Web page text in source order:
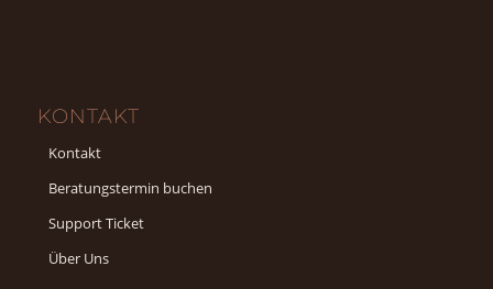
KONTAKT
Kontakt
Beratungstermin buchen
Support Ticket
Über Uns